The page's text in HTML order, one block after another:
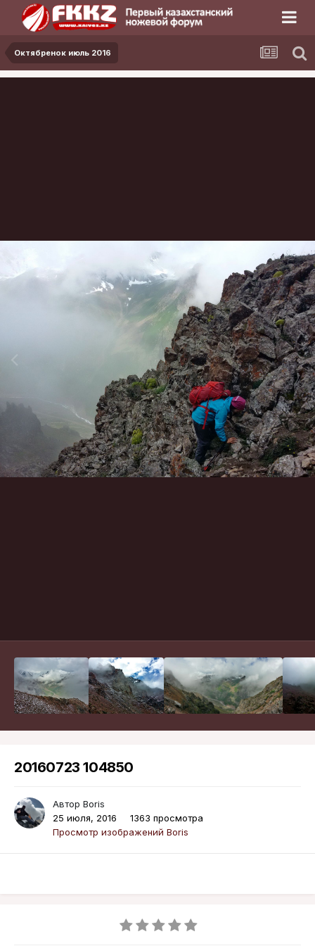
Октябренок июль 2016
20160723 104850
Автор Boris
25 июля, 2016
1363 просмотра
Просмотр изображений Boris